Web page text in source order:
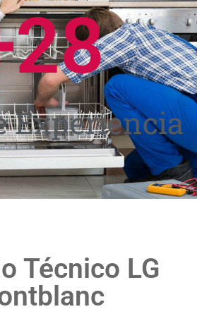
Experiencia
28
Técnico LG